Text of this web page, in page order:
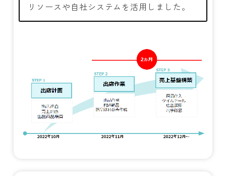
リソースや自社システムを活用しました。